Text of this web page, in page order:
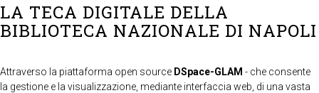
LA TECA DIGITALE DELLA
BIBLIOTECA NAZIONALE DI NAPOLI
Attraverso la piattaforma open source DSpace-GLAM - che consente
la gestione e la visualizzazione, mediante interfaccia web, di una vasta